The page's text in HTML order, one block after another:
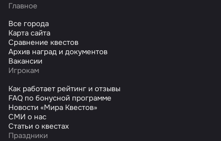
Главное
Все города
Карта сайта
Сравнение квестов
Архив наград и документов
Вакансии
Игрокам
Как работает рейтинг и отзывы
FAQ по бонусной программе
Новости «Мира Квестов»
СМИ о нас
Статьи о квестах
Праздники